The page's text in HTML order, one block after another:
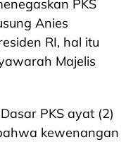
PKS
Anies
RI, hal itu
Majelis
PKS ayat (2)
kewenangan